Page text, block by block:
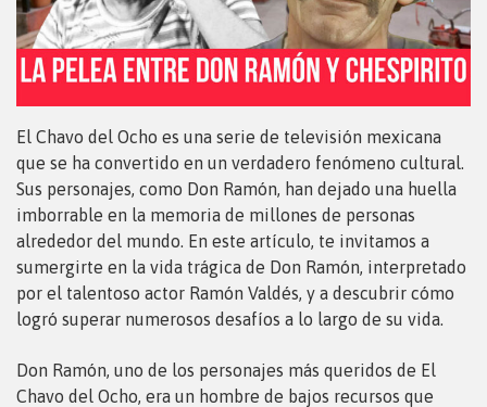
El Chavo del Ocho es una serie de televisión mexicana
que se ha convertido en un verdadero fenómeno cultural.
Sus personajes, como Don Ramón, han dejado una huella
imborrable en la memoria de millones de personas
alrededor del mundo. En este artículo, te invitamos a
sumergirte en la vida trágica de Don Ramón, interpretado
por el talentoso actor Ramón Valdés, y a descubrir cómo
logró superar numerosos desafíos a lo largo de su vida.
Don Ramón, uno de los personajes más queridos de El
Chavo del Ocho, era un hombre de bajos recursos que